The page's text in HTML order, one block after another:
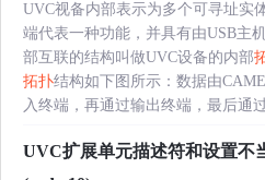
UVC视备内部表示为多个可寻址实
端代表一种功能，并具有由USB主
部互联的结构叫做UVC设备的内部
拓扑结构如下图所示：数据由
入终端，再通过输出终端，最后通
UVC扩展单元描述符和设置不